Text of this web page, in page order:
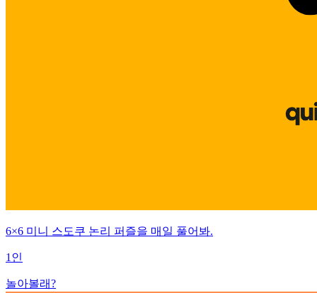
6×6 미니 스도쿠 논리 퍼즐을 매일 풀어봐.
1인
놀아볼래?